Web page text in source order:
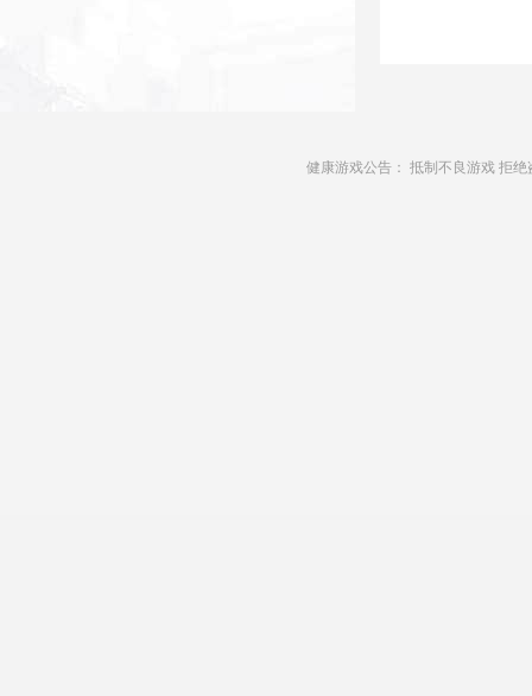
健康游戏公告： 抵制不良游戏 拒